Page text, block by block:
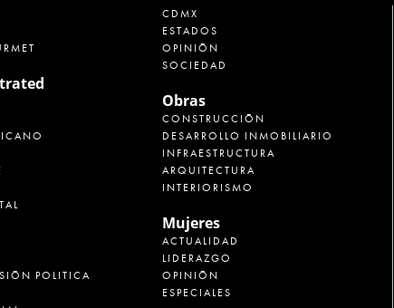
POLITICA
CDMX
ESTADOS
OPINIÓN
SOCIEDAD
Obras
CONSTRUCCIÓN
DESARROLLO INMOBILIARIO
INFRAESTRUCTURA
ARQUITECTURA
INTERIORISMO
Mujeres
ACTUALIDAD
LIDERAZGO
OPINIÓN
ESPECIALES